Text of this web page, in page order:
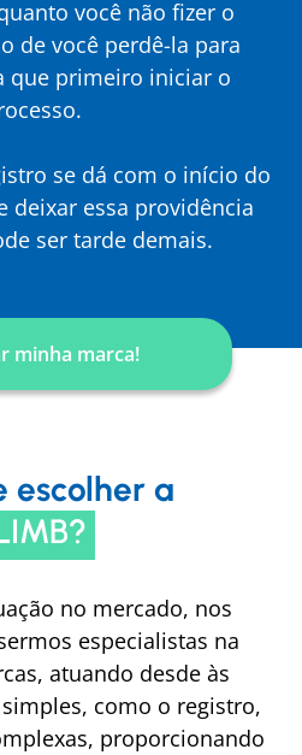
você não fizer o
de você perdê-la para
que primeiro iniciar o
se dá com o início do
deixar essa providência
ser tarde demais.
minha marca!
escolher a
no mercado, nos
especialistas na
atuando desde às
como o registro,
proporcionando